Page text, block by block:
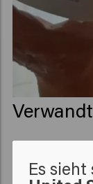
Velvet
Es sieht